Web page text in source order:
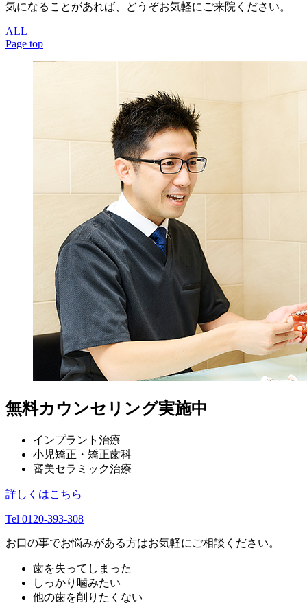
気になることがあれば、どうぞお気軽にご来院ください。
ALL
Page top
無料カウンセリング実施中
インプラント治療
小児矯正・矯正歯科
審美セラミック治療
詳しくはこちら
Tel 0120-393-308
お口の事でお悩みがある方はお気軽にご相談ください。
歯を失ってしまった
しっかり噛みたい
他の歯を削りたくない